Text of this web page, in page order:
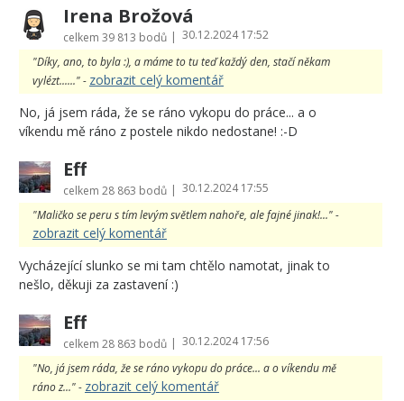
Irena Brožová
celkem 39 813 bodů | 30.12.2024 17:52
"Díky, ano, to byla :), a máme to tu teď každý den, stačí někam
vylézt......" - zobrazit celý komentář
No, já jsem ráda, že se ráno vykopu do práce... a o
víkendu mě ráno z postele nikdo nedostane! :-D
Eff
celkem 28 863 bodů | 30.12.2024 17:55
"Maličko se peru s tím levým světlem nahoře, ale fajné jinak!..." -
zobrazit celý komentář
Vycházející slunko se mi tam chtělo namotat, jinak to
nešlo, děkuji za zastavení :)
Eff
celkem 28 863 bodů | 30.12.2024 17:56
"No, já jsem ráda, že se ráno vykopu do práce... a o víkendu mě
ráno z..." - zobrazit celý komentář